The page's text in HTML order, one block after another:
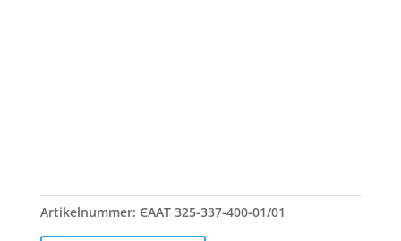
Artikelnummer: ЄААТ 325-337-400-01/01